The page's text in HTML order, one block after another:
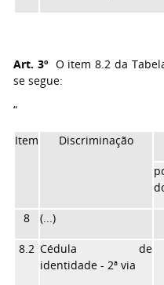
Art. 3ºO item 8.2 da
se segue:
“
Item Discriminação
8 (...)
8.2 Cédula de
identidade - 2ª via